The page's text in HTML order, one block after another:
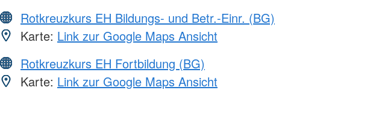
Rotkreuzkurs EH Bildungs- und Betr.-Einr. (BG)
Karte: Link zur Google Maps Ansicht
Rotkreuzkurs EH Fortbildung (BG)
Karte: Link zur Google Maps Ansicht